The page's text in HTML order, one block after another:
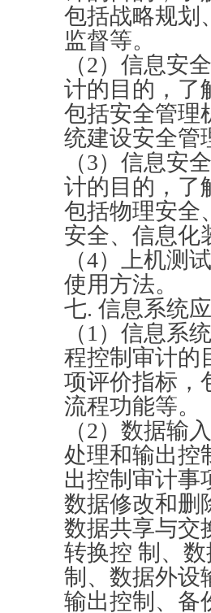
包括战略规划
监督等。
（2）信息安
计的目的，了
包括安全管理
统建设安全管
（3）信息安
计的目的，了
包括物理安全
安全、信息化
（4）上机测
使用方法。
七. 信息系统
（1）信息系
程控制审计的
项评价指标，
流程功能等。
（2）数据输
处理和输出控
出控制审计事
数据修改和删
数据共享与交
转换控 制、
制、数据外设
输出控制、备